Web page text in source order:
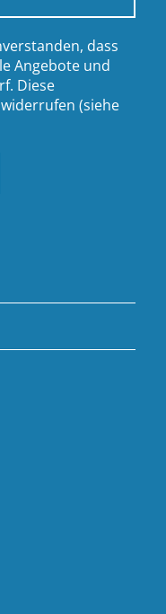
dass
Angebote und
Diese
(siehe